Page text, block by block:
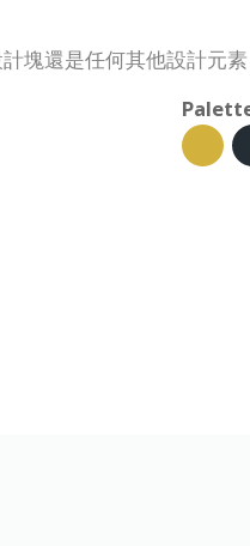
塊還是任何其他設計元